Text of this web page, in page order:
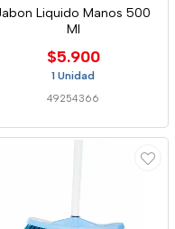
Liquido Manos 500
Ml
$5.900
1 Unidad
49254366